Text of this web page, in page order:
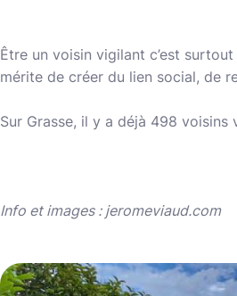
Être un voisin vigilant c’est
mérite de créer du lien social, de
Sur Grasse, il y a déjà 498 voisins
Info et images : jeromeviaud.com